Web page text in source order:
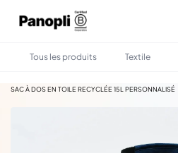
Tous les produits Textile
SAC À DOS EN TOILE RECYCLÉE 15L PERSONNALISÉ